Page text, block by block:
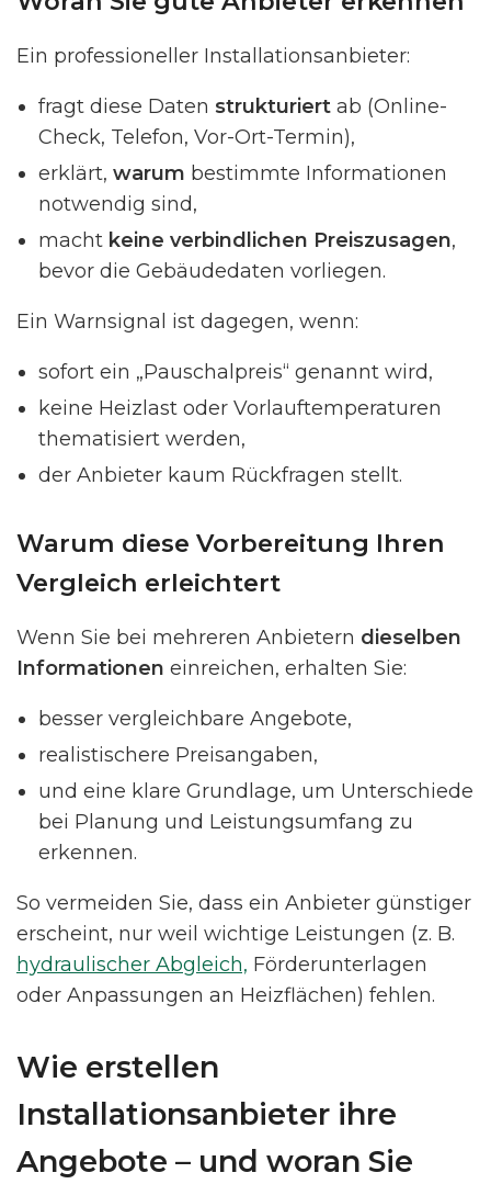
Ein professioneller Installationsanbieter:
fragt diese Daten strukturiert ab (Online-
Check, Telefon, Vor-Ort-Termin),
erklärt, warum bestimmte Informationen
notwendig sind,
macht keine verbindlichen Preiszusagen,
bevor die Gebäudedaten vorliegen.
Ein Warnsignal ist dagegen, wenn:
sofort ein „Pauschalpreis“ genannt wird,
keine Heizlast oder Vorlauftemperaturen
thematisiert werden,
der Anbieter kaum Rückfragen stellt.
Warum diese Vorbereitung Ihren
Vergleich erleichtert
Wenn Sie bei mehreren Anbietern dieselben
Informationen einreichen, erhalten Sie:
besser vergleichbare Angebote,
realistischere Preisangaben,
und eine klare Grundlage, um Unterschiede
bei Planung und Leistungsumfang zu
erkennen.
So vermeiden Sie, dass ein Anbieter günstiger
erscheint, nur weil wichtige Leistungen (z. B.
hydraulischer Abgleich, Förderunterlagen
oder Anpassungen an Heizflächen) fehlen.
Wie erstellen
Installationsanbieter ihre
Angebote – und woran Sie